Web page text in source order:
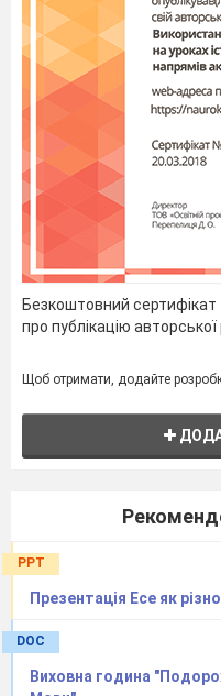
ВИСНОВКИ
ЛІТЕРАТУРА.
Безкоштовний сертифікат
про публікацію
Щоб отримати, додайте
PPT
Презентація Есе як
DOC
Виховна година